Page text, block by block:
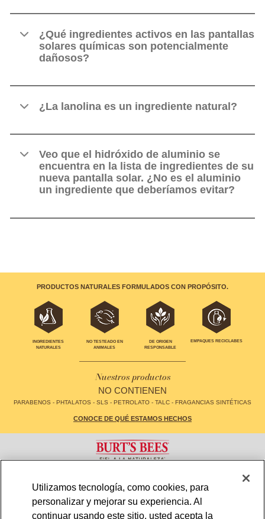
¿Qué ingredientes activos en las pantallas
solares químicas son potencialmente
dañosos?
¿La lanolina es un ingrediente natural?
Veo que el hidróxido de aluminio se
encuentra en la lista de ingredientes de su
nueva pantalla solar. ¿No es el aluminio
un ingrediente que deberíamos evitar?
PRODUCTOS NATURALES FORMULADOS CON PROPÓSITO.
INGREDIENTES
NATURALES
NO TESTEADO EN
ANIMALES
DE ORIGEN
RESPONSABLE
EMPAQUES RECICLABES
Nuestros productos
NO CONTIENEN
PARABENOS - PHTALATOS - SLS - PETROLATO - TALC - FRAGANCIAS SINTÉTICAS
CONOCE DE QUÉ ESTAMOS HECHOS
LOCALIZADOR DE TIENDAS
MAPA DE SITIO
POLÍTICA DE PRIVACIDAD
TÉRMINOS Y CONDICIONES DE USO
CONFIGURACIÓN DE COOKIES
Utilizamos tecnología, como cookies, para
personalizar y mejorar su experiencia. Al
continuar usando este sitio, usted acepta la